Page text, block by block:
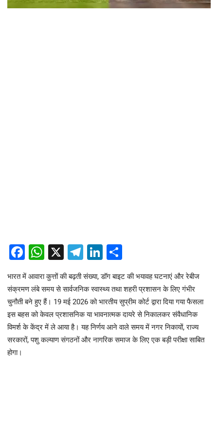
Facebook
WhatsApp
X Telegram
LinkedIn
भारत में आवारा कुत्तों की बढ़ती संख्या, डॉग बाइट की भयावह घटनाएं और रेबीज
संक्रमण लंबे समय से सार्वजनिक स्वास्थ्य तथा शहरी प्रशासन के लिए गंभीर
चुनौती बने हुए हैं। 19 मई 2026 को भारतीय सुप्रीम कोर्ट द्वारा दिया गया फैसला
इस बहस को केवल प्रशासनिक या भावनात्मक दायरे से निकालकर संवैधानिक
विमर्श के केंद्र में ले आया है। यह निर्णय आने वाले समय में नगर निकायों, राज्य
सरकारों, पशु कल्याण संगठनों और नागरिक समाज के लिए एक बड़ी परीक्षा साबित
होगा।